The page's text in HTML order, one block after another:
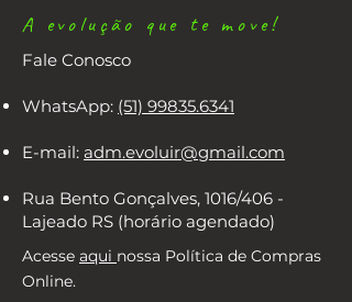
A evolução que te move!
Fale Conosco
WhatsApp: (51) 99835.6341
E-mail: adm.evoluir@gmail.com
Rua Bento Gonçalves, 1016/406 -
Lajeado RS (horário agendado)
Acesse aqui nossa Política de Compras
Online.